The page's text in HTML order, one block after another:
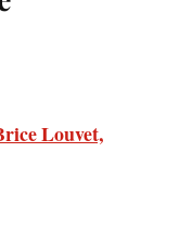
Louvet,